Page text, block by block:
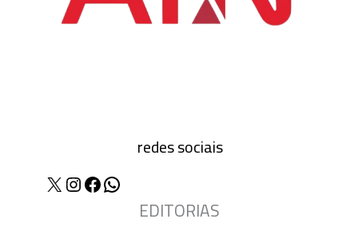
redes sociais
X Instagram
Facebook
WhatsApp
EDITORIAS